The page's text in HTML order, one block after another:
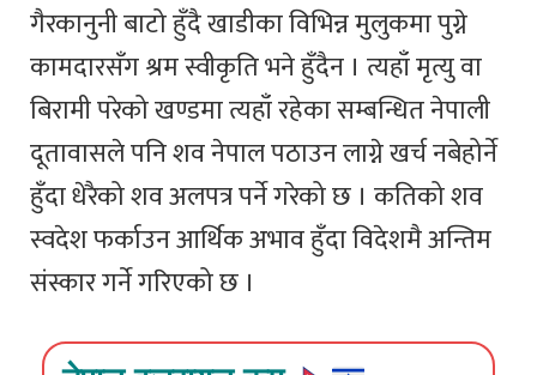
गैरकानुनी बाटो हुँदै खाडीका विभिन्न मुलुकमा पुग्ने
कामदारसँग श्रम स्वीकृति भने हुँदैन । त्यहाँ मृत्यु वा
बिरामी परेको खण्डमा त्यहाँ रहेका सम्बन्धित नेपाली
दूतावासले पनि शव नेपाल पठाउन लाग्ने खर्च नबेहोर्ने
हुँदा धेरैको शव अलपत्र पर्ने गरेको छ । कतिको शव
स्वदेश फर्काउन आर्थिक अभाव हुँदा विदेशमै अन्तिम
संस्कार गर्ने गरिएको छ ।